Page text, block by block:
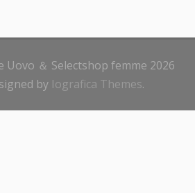
Uovo ＆ Selectshop femme 2026
by Iografica Themes.